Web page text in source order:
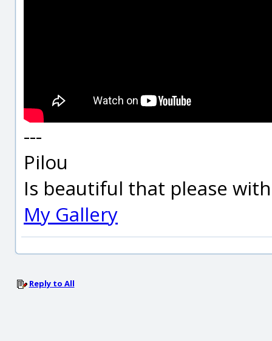
---
Pilou
Is beautiful that please
My Gallery
Reply to All